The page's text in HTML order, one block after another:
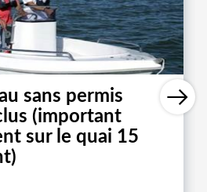
sans permis
(important
sur le quai 15